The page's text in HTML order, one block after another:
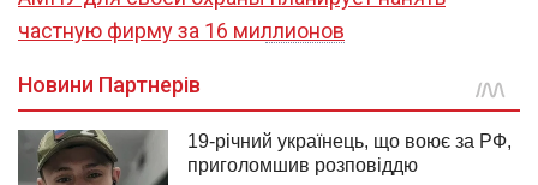
частную фирму за 16 миллионов